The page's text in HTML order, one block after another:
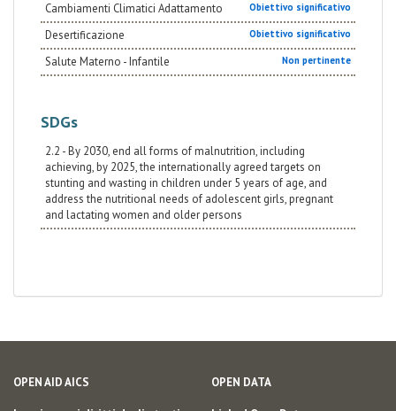
Cambiamenti Climatici Adattamento Obiettivo significativo
Desertificazione Obiettivo significativo
Salute Materno - Infantile Non pertinente
SDGs
2.2 - By 2030, end all forms of malnutrition, including
achieving, by 2025, the internationally agreed targets on
stunting and wasting in children under 5 years of age, and
address the nutritional needs of adolescent girls, pregnant
and lactating women and older persons
OPEN AID AICS OPEN DATA